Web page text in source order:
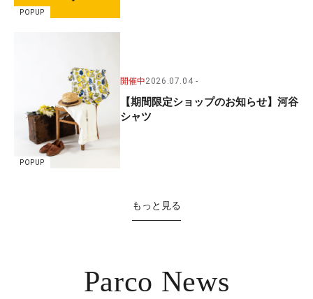
POPUP
POPUP
開催中2026.07.04
【期間限定ショップのお知らせ】河谷
シャツ
もっと見る
Parco News